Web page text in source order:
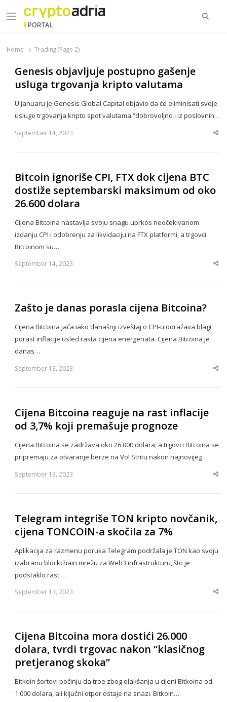
Menu
Home Trading (Page 2)
Genesis objavljuje postupno gašenje
usluga trgovanja kripto valutama
U januaru je Genesis Global Capital objavio da će eliminisati svoje
usluge trgovanja kripto spot valutama “dobrovoljno i iz poslovnih…
September 14, 2023
Bitcoin ignoriše CPI, FTX dok cijena BTC
dostiže septembarski maksimum od oko
26.600 dolara
Cijena Bitcoina nastavlja svoju snagu uprkos neočekivanom
izdanju CPI i odobrenju za likvidaciju na FTX platformi, a trgovci
Bitcoinom su…
September 14, 2023
Zašto je danas porasla cijena Bitcoina?
Cijena Bitcoina jača iako današnji izveštaj o CPI-u odražava blagi
porast inflacije usled rasta cijena energenata. Cijena Bitcoina je
danas…
September 13, 2023
Cijena Bitcoina reaguje na rast inflacije
od 3,7% koji premašuje prognoze
Cijena Bitcoina se zadržava oko 26.000 dolara, a trgovci Bitcoina se
pripremaju za otvaranje berze na Vol Stritu nakon najnovijeg…
September 13, 2023
Telegram integriše TON kripto novčanik,
cijena TONCOIN-a skočila za 7%
Aplikacija za razmenu poruka Telegram podržala je TON kao svoju
izabranu blockchain mrežu za Web3 infrastrukturu, što je
podstaklo rast…
September 13, 2023
Cijena Bitcoina mora dostići 26.000
dolara, tvrdi trgovac nakon “klasičnog
pretjeranog skoka”
Bitkoin šortovi počinju da trpe zbog olakšanja u cijeni Bitkoina od
1.000 dolara, ali ključni otpor ostaje na snazi. Bitkoin…